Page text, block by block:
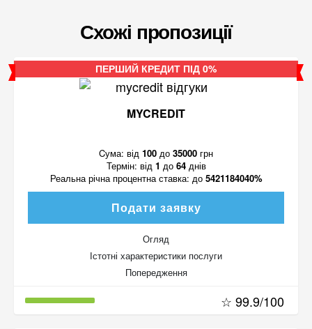
Схожі пропозиції
ПЕРШИЙ КРЕДИТ ПІД 0%
MYCREDIT
Cума: від 100 до 35000 грн
Термін: від 1 до 64днів
Реальна річна процентна ставка: до 5421184040%
Подати заявку
Огляд
Істотні характеристики послуги
Попередження
☆ 99.9/100